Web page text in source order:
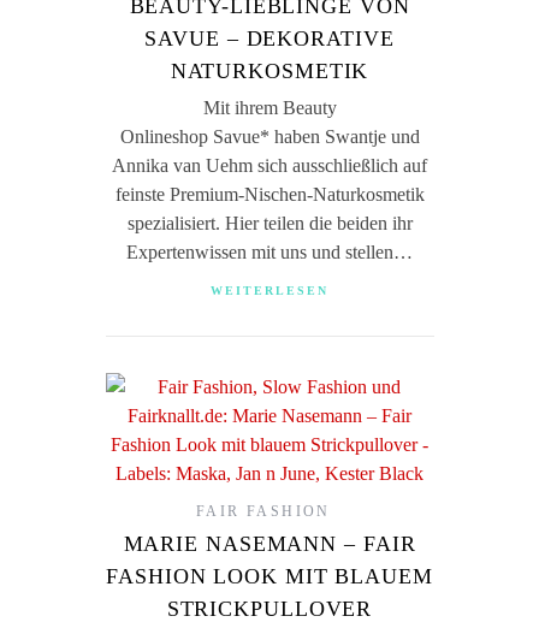
BEAUTY-LIEBLINGE VON
SAVUE – DEKORATIVE
NATURKOSMETIK
Mit ihrem Beauty
Onlineshop Savue* haben Swantje und
Annika van Uehm sich ausschließlich auf
feinste Premium-Nischen-Naturkosmetik
spezialisiert. Hier teilen die beiden ihr
Expertenwissen mit uns und stellen…
WEITERLESEN
FAIR FASHION
MARIE NASEMANN – FAIR
FASHION LOOK MIT BLAUEM
STRICKPULLOVER